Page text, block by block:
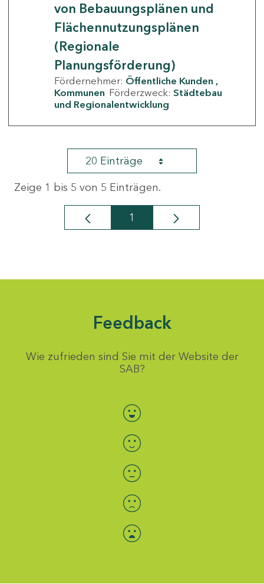
von Bebauungsplänen und
Flächennutzungsplänen
(Regionale
Planungsförderung)
Fördernehmer: Öffentliche Kunden
Kommunen Förderzweck: Städtebau
und Regionalentwicklung
20 Einträge
Zeige 1 bis 5 von 5 Einträgen.
Seite
1
Feedback
Wie zufrieden sind Sie mit der Website der
SAB?
Bewertung auswählen